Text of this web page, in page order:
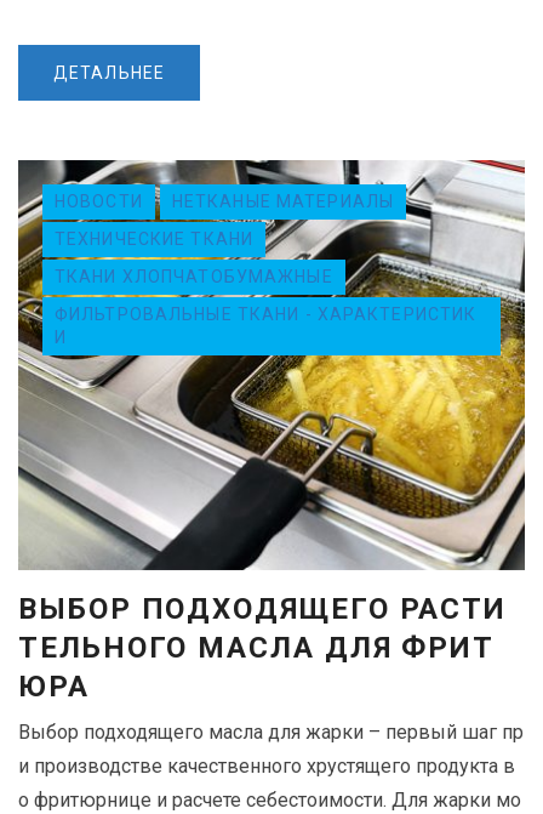
ДЕТАЛЬНЕЕ
НОВОСТИ
НЕТКАНЫЕ МАТЕРИАЛЫ
ТЕХНИЧЕСКИЕ ТКАНИ
ТКАНИ ХЛОПЧАТОБУМАЖНЫЕ
ФИЛЬТРОВАЛЬНЫЕ ТКАНИ - ХАРАКТЕРИСТИК
И
ВЫБОР ПОДХОДЯЩЕГО РАСТИ
ТЕЛЬНОГО МАСЛА ДЛЯ ФРИТ
ЮРА
Выбор подходящего масла для жарки – первый шаг пр
и производстве качественного хрустящего продукта в
о фритюрнице и расчете себестоимости. Для жарки мо